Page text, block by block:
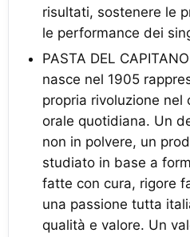
risultati, sostenere le
le performance dei
PASTA DEL
nasce nel 1905
propria rivoluzione nel
orale quotidiana. Un
non in polvere, un
studiato in base a
fatte con cura, rigore
una passione tutta
qualità e valore. Un